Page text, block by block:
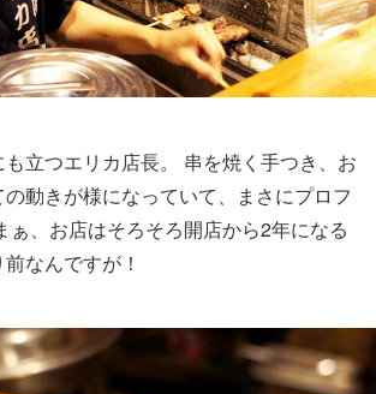
立つエリカ店長。 串を焼く手つき、お
動きが様になっていて、まさにプロフ
ぁ、お店はそろそろ開店から2年になる
なんですが！